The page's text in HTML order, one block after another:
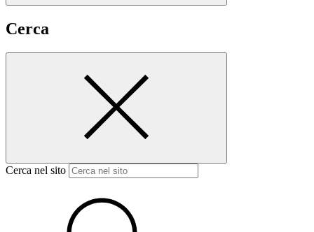
Cerca
Cerca nel sito